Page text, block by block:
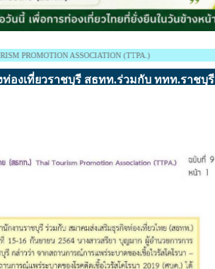
(TTPA.)
งเที่ยวราชบุรี สธทท.ร่วมกับ ททท.ราชบุรี